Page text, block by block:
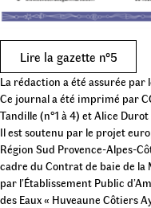
Lire la gazette n°5
La rédaction a été assurée par
Ce journal a été imprimé par
Tandille (n°1 à 4) et Alice Durot
Il est soutenu par le projet
Région Sud Provence-Alpes-
cadre du Contrat de baie de la
par l’Établissement Public
des Eaux « Huveaune Côtiers